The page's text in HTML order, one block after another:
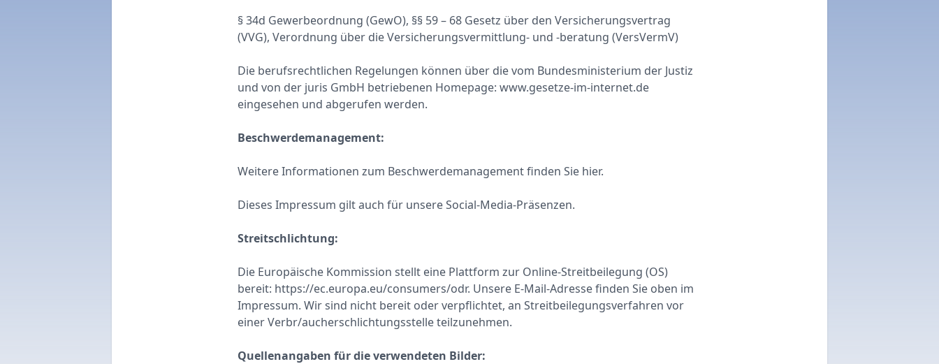
§ 34d Gewerbeordnung (GewO), §§ 59 – 68 Gesetz über den Versicherungsvertrag
(VVG), Verordnung über die Versicherungsvermittlung- und -beratung (VersVermV)
Die berufsrechtlichen Regelungen können über die vom Bundesministerium der Justiz
und von der juris GmbH betriebenen Homepage: www.gesetze-im-internet.de
eingesehen und abgerufen werden.
Beschwerdemanagement:
Weitere Informationen zum Beschwerdemanagement finden Sie hier.
Dieses Impressum gilt auch für unsere Social-Media-Präsenzen.
Streitschlichtung:
Die Europäische Kommission stellt eine Plattform zur Online-Streitbeilegung (OS)
bereit: https://ec.europa.eu/consumers/odr. Unsere E-Mail-Adresse finden Sie oben im
Impressum. Wir sind nicht bereit oder verpflichtet, an Streitbeilegungsverfahren vor
einer Verbr/aucherschlichtungsstelle teilzunehmen.
Quellenangaben für die verwendeten Bilder: